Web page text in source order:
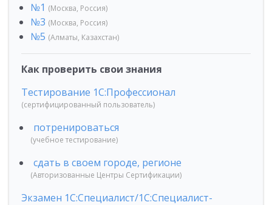
№1 (Москва, Россия)
№3 (Москва, Россия)
№5 (Алматы, Казахстан)
Как проверить свои знания
Тестирование 1С:Профессионал
(сертифицированный пользователь)
потренироваться
(учебное тестирование)
сдать в своем городе, регионе
(Авторизованные Центры Сертификации)
Экзамен 1С:Специалист/1С:Специалист-